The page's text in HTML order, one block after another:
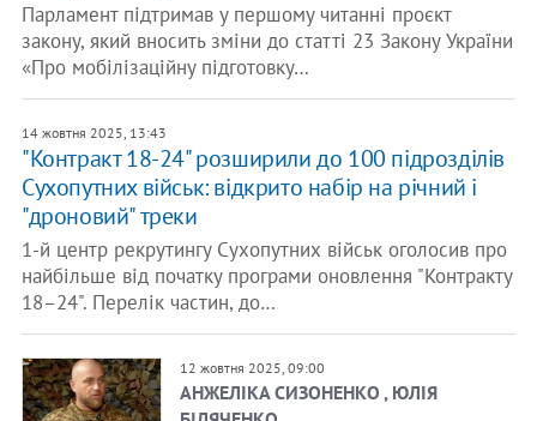
Парламент підтримав у першому читанні проєкт
закону, який вносить зміни до статті 23 Закону України
«Про мобілізаційну підготовку…
14 жовтня 2025, 13:43
"Контракт 18-24" розширили до 100 підрозділів
Сухопутних військ: відкрито набір на річний і
"дроновий" треки
1-й центр рекрутингу Сухопутних військ оголосив про
найбільше від початку програми оновлення "Контракту
18–24". Перелік частин, до…
12 жовтня 2025, 09:00
АНЖЕЛІКА СИЗОНЕНКО , ЮЛІЯ